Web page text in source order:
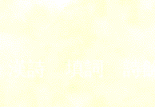
漢詩 填詞 詩